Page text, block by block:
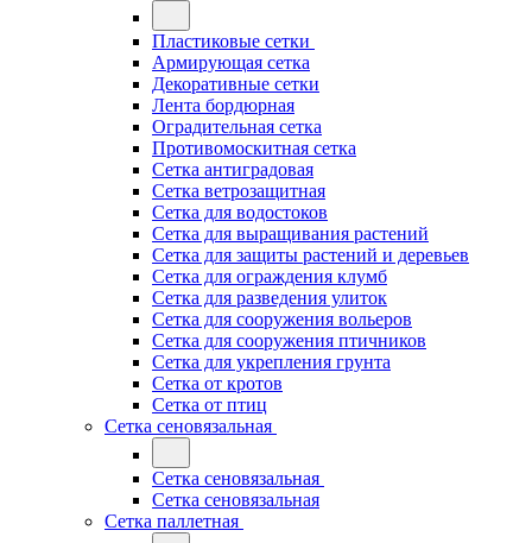
Пластиковые сетки
Армирующая сетка
Декоративные сетки
Лента бордюрная
Оградительная сетка
Противомоскитная сетка
Сетка антиградовая
Сетка ветрозащитная
Сетка для водостоков
Сетка для выращивания растений
Сетка для защиты растений и деревьев
Сетка для ограждения клумб
Сетка для разведения улиток
Сетка для сооружения вольеров
Сетка для сооружения птичников
Сетка для укрепления грунта
Сетка от кротов
Сетка от птиц
Сетка сеновязальная
Сетка сеновязальная
Сетка сеновязальная
Сетка паллетная